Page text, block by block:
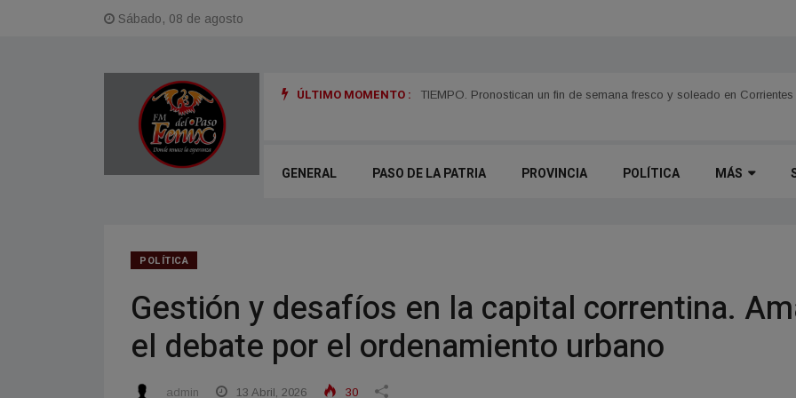
Sábado, 08 de agosto
ÚLTIMO MOMENTO :
y soleado en Corrientes CORRIENTES Y CHACO. Siete gimnasios en menos de un año y
GENERAL PASO DE LA PATRIA PROVINCIA POLÍTICA MÁS
POLÍTICA
Gestión y desafíos en la capital correntina.
el debate por el ordenamiento urbano
admin 13 Abril, 2026 30